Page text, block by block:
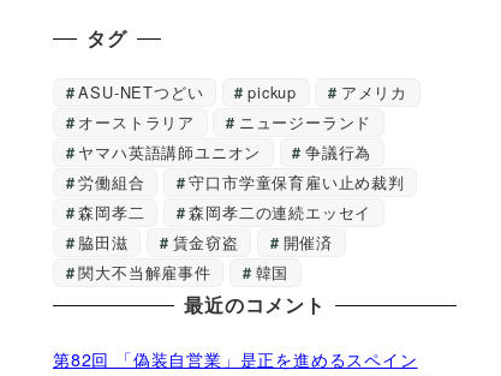
タグ
ASU-NETつどい pickup
アメリカ
オーストラリア
ニュージーランド
ヤマハ英語講師ユニオン
争議行為
労働組合
守口市学童保育雇い止め裁判
森岡孝二
森岡孝二の連続エッセイ
脇田滋
賃金窃盗
開催済
関大不当解雇事件
韓国
最近のコメント
第82回 「偽装自営業」是正を進めるスペイン